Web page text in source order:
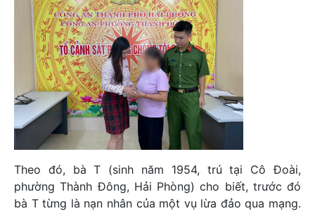
Theo đó, bà T (sinh năm 1954, trú tại Cô Đoài,
phường Thành Đông, Hải Phòng) cho biết, trước đó
bà T từng là nạn nhân của một vụ lừa đảo qua mạng.